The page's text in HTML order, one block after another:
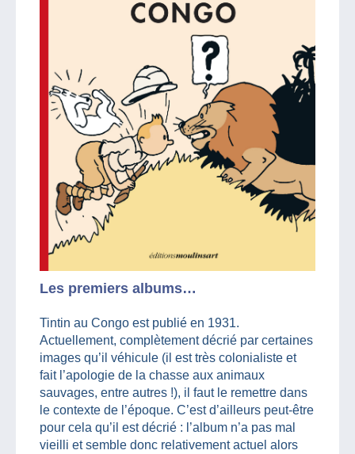
Les premiers albums…
Tintin au Congo est publié en 1931.
Actuellement, complètement décrié par certaines
images qu’il véhicule (il est très colonialiste et
fait l’apologie de la chasse aux animaux
sauvages, entre autres !), il faut le remettre dans
le contexte de l’époque. C’est d’ailleurs peut-être
pour cela qu’il est décrié : l’album n’a pas mal
vieilli et semble donc relativement actuel alors